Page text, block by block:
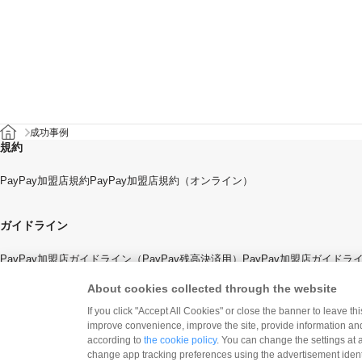
成功事例
規約
PayPay加盟店規約 PayPay加盟店規約（オンライン）
ガイドライン
PayPay加盟店ガイドライン（PayPay残高決済用）PayPay加盟店ガイドラ
About cookies collected through the website
If you click "Accept All Cookies" or close the banner to leave
improve convenience, improve the site, provide information
according to the cookie policy. You can change the settings at
change app tracking preferences using the advertisement